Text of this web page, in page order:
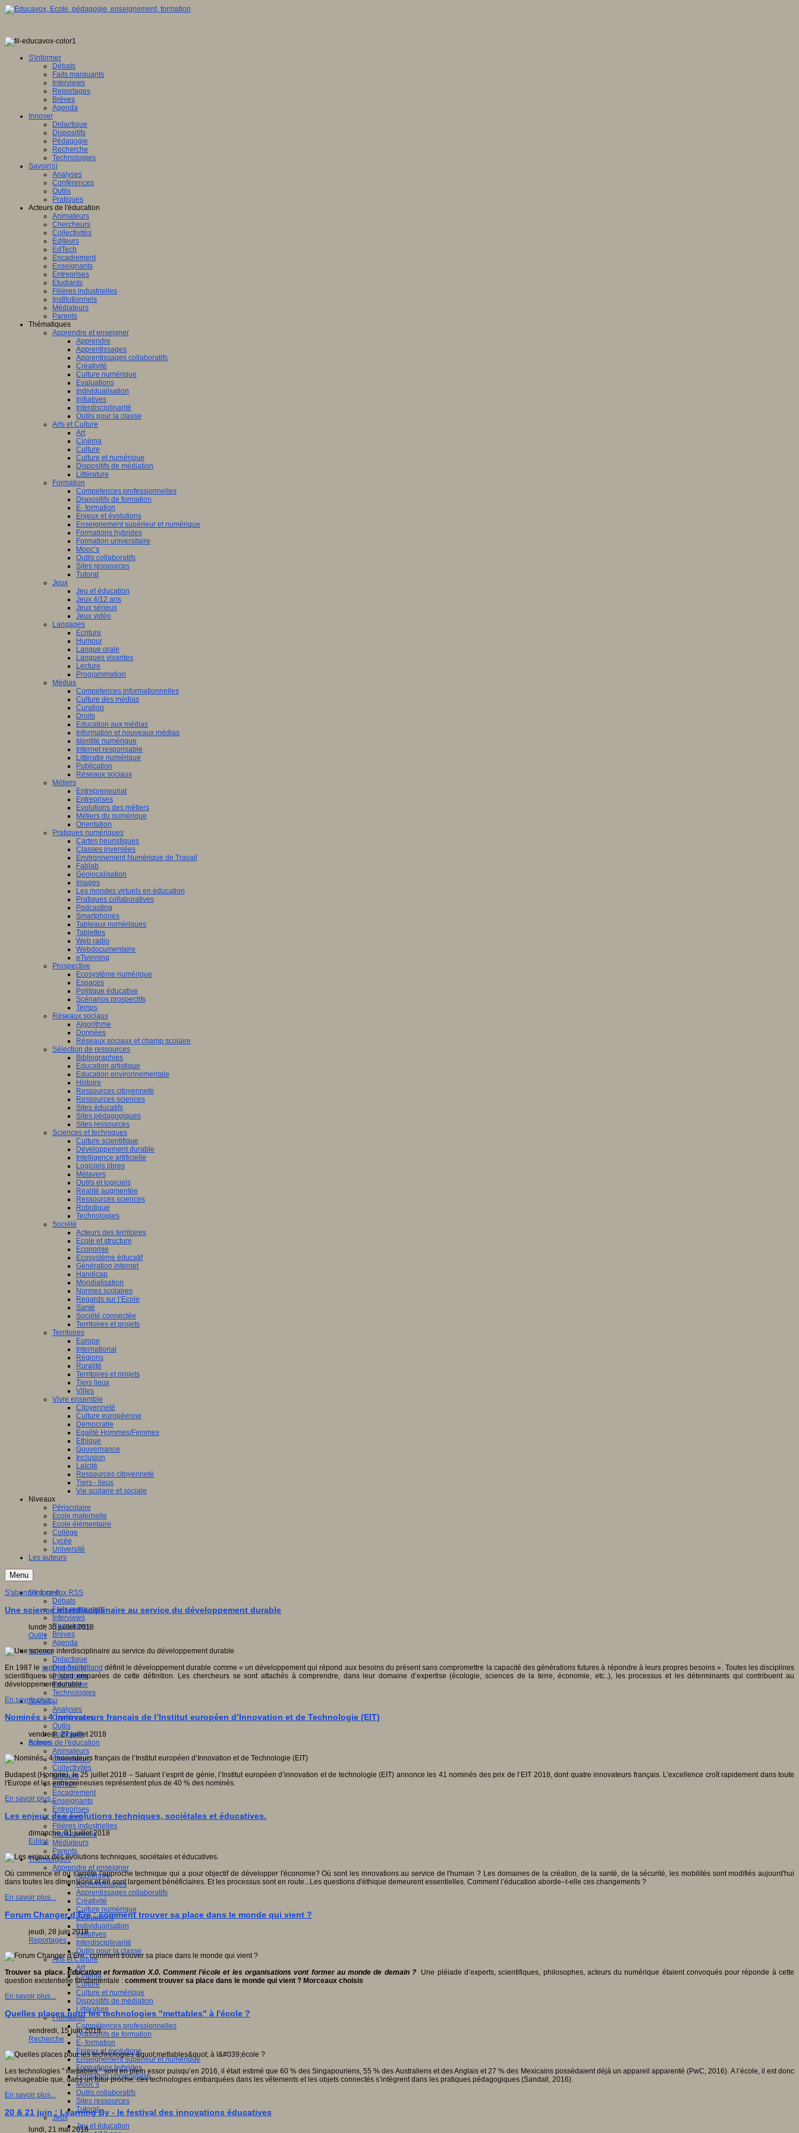
S'informer
Débats
Faits marquants
Interviews
Reportages
Brèves
Agenda
Innover
Didactique
Dispositifs
Pédagogie
Recherche
Technologies
Savoir(s)
Analyses
Conférences
Outils
Pratiques
Acteurs de l'éducation
Animateurs
Chercheurs
Collectivités
Editeurs
EdTech
Encadrement
Enseignants
Entreprises
Etudiants
Filières industrielles
Institutionnels
Médiateurs
Parents
Thématiques
Apprendre et enseigner
Apprendre
Apprentissages
Apprentissages collaboratifs
Créativité
Culture numérique
Evaluations
Individualisation
Initiatives
Interdisciplinarité
Outils pour la classe
Arts et Culture
Art
Cinéma
Culture
Culture et numérique
Dispositifs de médiation
Littérature
Formation
Compétences professionnelles
Dispositifs de formation
E- formation
Enjeux et évolutions
Enseignement supérieur et numérique
Formations hybrides
Formation universitaire
Mooc’s
Outils collaboratifs
Sites ressources
Tutorat
Jeux
Jeu et éducation
Jeux 4/12 ans
Jeux sérieux
Jeux vidéo
Langages
Ecriture
Humour
Langue orale
Langues vivantes
Lecture
Programmation
Médias
Compétences informationnelles
Culture des médias
Curation
Droits
Education aux médias
Information et nouveaux médias
Identité numérique
Internet responsable
Littératie numérique
Publication
Réseaux sociaux
Métiers
Entrepreneuriat
Entreprises
Evolutions des métiers
Métiers du numérique
Orientation
Pratiques numériques
Cartes heuristiques
Classes inversées
Environnement Numérique de Travail
Fablab
Géolocalisation
Images
Les mondes virtuels en éducation
Pratiques collaboratives
Podcasting
Smartphones
Tableaux numériques
Tablettes
Web radio
Webdocumentaire
eTwinning
Prospective
Ecosystème numérique
Espaces
Politique éducative
Scénarios prospectifs
Temps
Réseaux sociaux
Algorithme
Données
Réseaux sociaux et champ scolaire
Sélection de ressources
Bibliographies
Education artistique
Education environnementale
Histoire
Ressources citoyenneté
Ressources sciences
Sites éducatifs
Sites pédagogiques
Sites ressources
Sciences et techniques
Culture scientifique
Développement durable
Intelligence artificielle
Logiciels libres
Métavers
Outils et logiciels
Réalité augmentée
Ressources sciences
Robotique
Technologies
Société
Acteurs des territoires
Ecole et structure
Economie
Ecosystème éducatif
Génération internet
Handicap
Mondialisation
Normes scolaires
Regards sur l’Ecole
Santé
Société connectée
Territoires et projets
Territoires
Europe
International
Régions
Ruralité
Territoires et projets
Tiers lieux
Villes
Vivre ensemble
Citoyenneté
Culture européenne
Démocratie
Egalité Hommes/Femmes
Ethique
Gouvernance
Inclusion
Laïcité
Ressources citoyenneté
Tiers - lieux
Vie scolaire et sociale
Niveaux
Périscolaire
Ecole maternelle
Ecole élémentaire
Collège
Lycée
Université
Les auteurs
Menu
S'informer
Débats
Faits marquants
Interviews
Reportages
Brèves
Agenda
Innover
Didactique
Dispositifs
Pédagogie
Recherche
Technologies
Savoir(s)
Analyses
Conférences
Outils
Pratiques
Acteurs de l'éducation
Animateurs
Chercheurs
Collectivités
Editeurs
EdTech
Encadrement
Enseignants
Entreprises
Etudiants
Filières industrielles
Institutionnels
Médiateurs
Parents
Thématiques
Apprendre et enseigner
Apprendre
Apprentissages
Apprentissages collaboratifs
Créativité
Culture numérique
Evaluations
Individualisation
Initiatives
Interdisciplinarité
Outils pour la classe
Arts et Culture
Art
Cinéma
Culture
Culture et numérique
Dispositifs de médiation
Littérature
Formation
Compétences professionnelles
Dispositifs de formation
E- formation
Enjeux et évolutions
Enseignement supérieur et numérique
Formations hybrides
Formation universitaire
Mooc’s
Outils collaboratifs
Sites ressources
Tutorat
Jeux
Jeu et éducation
S'abonner à ce flux RSS
Une science interdisciplinaire au service du développement durable
lundi, 30 juillet 2018
Outils
En 1987 le rapport Brundtland définit le développement durable comme « un développement qui répond aux besoins du présent sans compromettre la capacité des générations futures à répondre à leurs propres besoins ». Toutes les disciplines
scientifiques se sont emparées de cette définition. Les chercheurs se sont attachés à comprendre, dans leur domaine d’expertise (écologie, sciences de la terre, économie, etc..), les processus et les déterminants qui contribuent au
développement durable.
En savoir plus...
Nominés : 4 innovateurs français de l’Institut européen d’Innovation et de Technologie (EIT)
vendredi, 27 juillet 2018
Brèves
Budapest (Hongrie), le 25 juillet 2018 – Saluant l’esprit de génie, l’Institut européen d’innovation et de technologie (EIT) annonce les 41 nominés des prix de l’EIT 2018, dont quatre innovateurs français. L’excellence croît rapidement dans toute
l'Europe et les entrepreneuses représentent plus de 40 % des nominés.
En savoir plus...
Les enjeux des évolutions techniques, sociétales et éducatives.
dimanche, 01 juillet 2018
Editos
Où commence et où s'arrête l'approche technique qui a pour objectif de développer l'économie? Où sont les innovations au service de l'humain ? Les domaines de la création, de la santé, de la sécurité, les mobilités sont modifiés aujourd'hui
dans toutes les dimensions et en sont largement bénéficiaires. Et les processus sont en route...Les questions d'éthique demeurent essentielles. Comment l’éducation aborde–t-elle ces changements ?
En savoir plus...
Forum Changer d’Ere : comment trouver sa place dans le monde qui vient ?
jeudi, 28 juin 2018
Reportages
Trouver sa place. Education et formation X.0. Comment l’école et les organisations vont former au monde de demain ? Une pléiade d’experts, scientifiques, philosophes, acteurs du numérique étaient convoqués pour réponde à cette
question existentielle fondamentale : comment trouver sa place dans le monde qui vient ? Morceaux choisis
En savoir plus...
Quelles places pour les technologies "mettables" à l'école ?
vendredi, 15 juin 2018
Recherche
Les technologies " mettables " sont en plein essor puisqu’en 2016, il était estimé que 60 % des Singapouriens, 55 % des Australiens et des Anglais et 27 % des Mexicains possédaient déjà un appareil apparenté (PwC, 2016). A l’école, il est donc
envisageable que, dans un futur proche, ces technologies embarquées dans les vêtements et les objets connectés s’intègrent dans les pratiques pédagogiques (Sandall, 2016).
En savoir plus...
20 & 21 juin : Learning By - le festival des innovations éducatives
lundi, 21 mai 2018